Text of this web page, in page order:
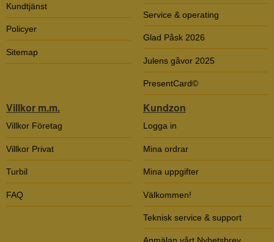
Kundtjänst
Policyer
Sitemap
Service & operating
Glad Påsk 2026
Julens gåvor 2025
PresentCard©
Villkor m.m.
Villkor Företag
Villkor Privat
Turbil
FAQ
Kundzon
Logga in
Mina ordrar
Mina uppgifter
Välkommen!
Teknisk service & support